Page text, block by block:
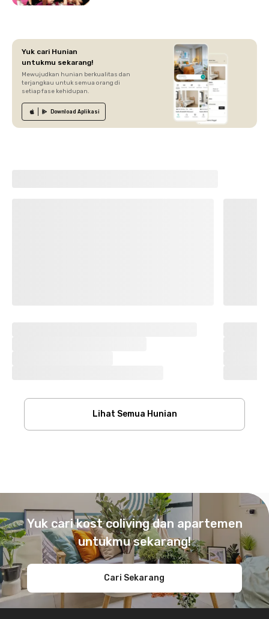
Yuk cari Hunian
untukmu sekarang!
Mewujudkan hunian berkualitas dan
terjangkau untuk semua orang di
setiap fase kehidupan.
Download Aplikasi
Lihat Semua Hunian
Yuk cari kost coliving dan apartemen
untukmu sekarang!
Cari Sekarang